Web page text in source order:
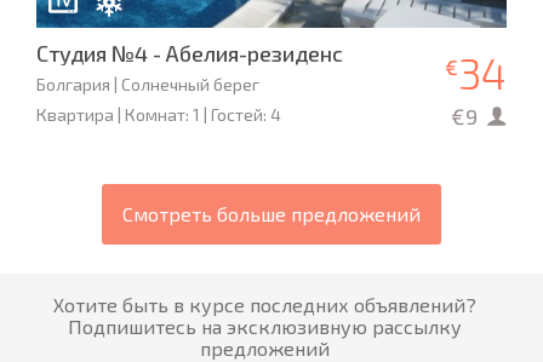
Студия №4 - Абелия-резиденс
Болгария | Солнечный берег
Квартира | Комнат: 1 | Гостей: 4
€34
€9
Смотреть больше предложений
Хотите быть в курсе последних объявлений?
Подпишитесь на эксклюзивную рассылку
предложений